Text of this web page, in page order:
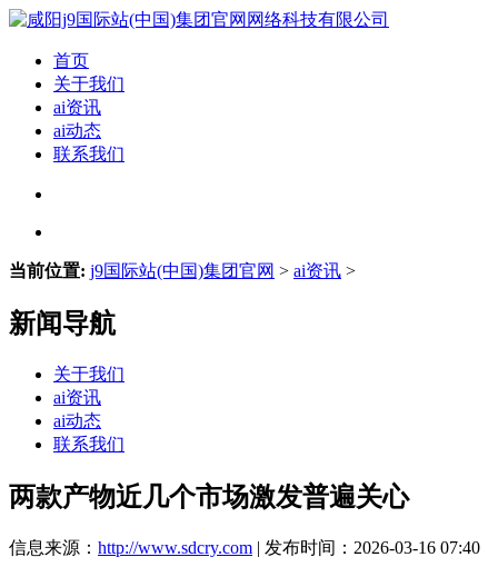
首页
关于我们
ai资讯
ai动态
联系我们
当前位置: j9国际站(中国)集团官网 > ai资讯 >
新闻导航
关于我们
ai资讯
ai动态
联系我们
两款产物近几个市场激发普遍关心
信息来源： http://www.sdcry.com | 发布时间：2026-03-16 07:40